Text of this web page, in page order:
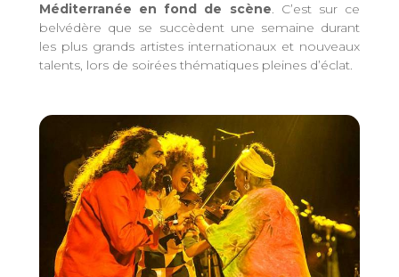
Méditerranée en fond de scène. C’est sur ce
belvédère que se succèdent une semaine durant
les plus grands artistes internationaux et nouveaux
talents, lors de soirées thématiques pleines d’éclat.